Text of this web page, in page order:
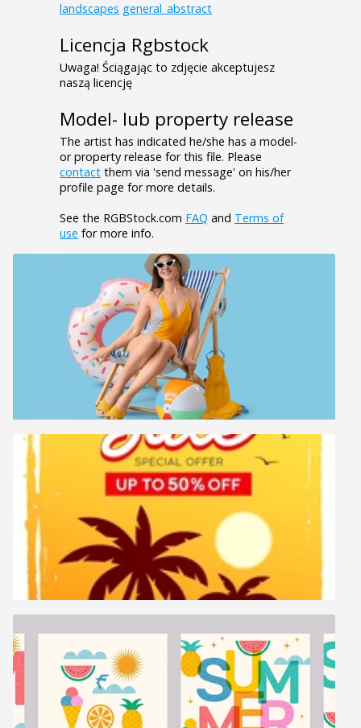
landscapes general_abstract
Licencja Rgbstock
Uwaga! Ściągając to zdjęcie akceptujesz
naszą licencję
Model- lub property release
The artist has indicated he/she has a model-
or property release for this file. Please
contact them via 'send message' on his/her
profile page for more details.
See the RGBStock.com FAQ and Terms of
use for more info.